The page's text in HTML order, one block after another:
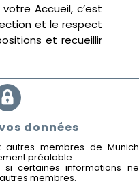
Accueil, c’est
et le respect
et recueillir
données
autres membres de Munich
préalable.
certaines informations ne
membres.